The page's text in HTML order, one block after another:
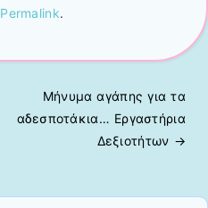
Permalink.
Μήνυμα αγάπης για τα
αδεσποτάκια… Εργαστήρια
Δεξιοτήτων →